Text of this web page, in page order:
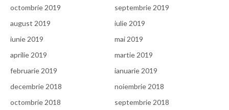
octombrie 2019
septembrie 2019
august 2019
iulie 2019
iunie 2019
mai 2019
aprilie 2019
martie 2019
februarie 2019
ianuarie 2019
decembrie 2018
noiembrie 2018
octombrie 2018
septembrie 2018